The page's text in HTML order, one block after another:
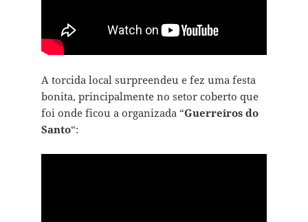
A torcida local surpreendeu e fez uma festa
bonita, principalmente no setor coberto que
foi onde ficou a organizada “Guerreiros do
Santo“: